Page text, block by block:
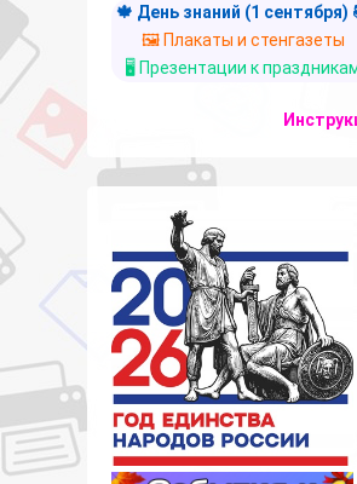
🍁 День знаний (1 сентября)
🖼️ Плакаты и стенгазеты
🖥️ Презентации к